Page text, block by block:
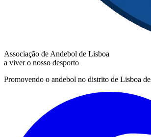
Associação de Andebol de Lisboa
a viver o nosso desporto
Promovendo o andebol no distrito de Lisboa